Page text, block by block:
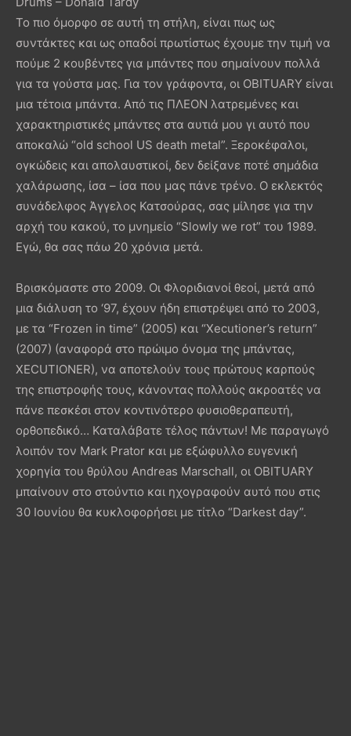
Το πιο όμορφο σε αυτή τη στήλη, είναι πως ως
συντάκτες και ως οπαδοί πρωτίστως έχουμε την τιμή να
πούμε 2 κουβέντες για μπάντες που σημαίνουν πολλά
για τα γούστα μας. Για τον γράφοντα, οι OBITUARY είναι
μια τέτοια μπάντα. Από τις ΠΛΕΟΝ λατρεμένες και
χαρακτηριστικές μπάντες στα αυτιά μου γι αυτό που
αποκαλώ “old school US death metal”. Ξεροκέφαλοι,
ογκώδεις και απολαυστικοί, δεν δείξανε ποτέ σημάδια
χαλάρωσης, ίσα – ίσα που μας πάνε τρένο. Ο εκλεκτός
συνάδελφος Άγγελος Κατσούρας, σας μίλησε για την
αρχή του κακού, το μνημείο “Slowly we rot” του 1989.
Εγώ, θα σας πάω 20 χρόνια μετά.
Βρισκόμαστε στο 2009. Οι Φλοριδιανοί θεοί, μετά από
μια διάλυση το ‘97, έχουν ήδη επιστρέψει από το 2003,
με τα “Frozen in time” (2005) και “Xecutioner’s return”
(2007) (αναφορά στο πρώιμο όνομα της μπάντας,
XECUTIONER), να αποτελούν τους πρώτους καρπούς
της επιστροφής τους, κάνοντας πολλούς ακροατές να
πάνε πεσκέσι στον κοντινότερο φυσιοθεραπευτή,
ορθοπεδικό… Καταλάβατε τέλος πάντων! Με παραγωγό
λοιπόν τον Mark Prator και με εξώφυλλο ευγενική
χορηγία του θρύλου Andreas Marschall, οι OBITUARY
μπαίνουν στο στούντιο και ηχογραφούν αυτό που στις
30 Ιουνίου θα κυκλοφορήσει με τίτλο “Darkest day”.